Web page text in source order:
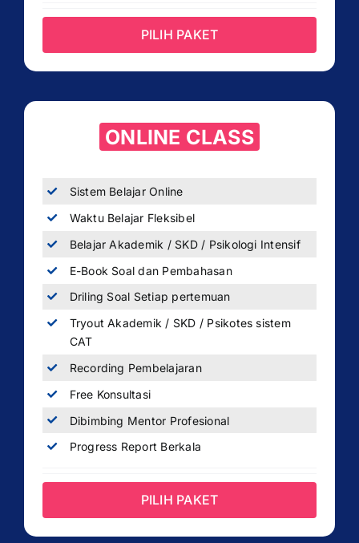
PILIH PAKET
ONLINE CLASS
Sistem Belajar Online
Waktu Belajar Fleksibel
Belajar Akademik / SKD / Psikologi Intensif
E-Book Soal dan Pembahasan
Driling Soal Setiap pertemuan
Tryout Akademik / SKD / Psikotes sistem
CAT
Recording Pembelajaran
Free Konsultasi
Dibimbing Mentor Profesional
Progress Report Berkala
PILIH PAKET